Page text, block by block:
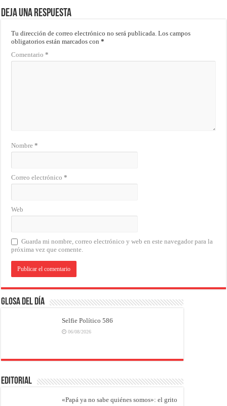
Deja una respuesta
Tu dirección de correo electrónico no será publicada. Los campos
obligatorios están marcados con*
Comentario*
Nombre*
Correo electrónico*
Web
Guarda mi nombre, correo electrónico y web en este navegador para la
próxima vez que comente.
Glosa del Día
Selfie Político 586
06/08/2026
EDITORIAL
«Papá ya no sabe quiénes somos»: el grito